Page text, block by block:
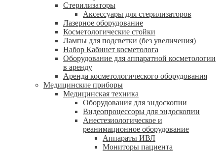
Стерилизаторы
Аксессуары для стерилизаторов
Лазерное оборудование
Косметологические стойки
Лампы для подсветки (без увеличения)
Набор Кабинет косметолога
Оборудование для аппаратной косметологии
в аренду
Аренда косметологического оборудования
Медицинские приборы
Медицинская техника
Оборудования для эндоскопии
Видеопроцессоры для эндоскопии
Анестезиологическое и
реанимационное оборудование
Аппараты ИВЛ
Мониторы пациента